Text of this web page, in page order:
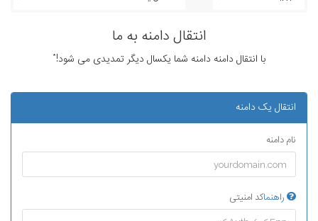
انتقال دامنه به ما
با انتقال دامنه دامنه شما یکسال دیگر تمدیدی می شود!*
انتقال یک دامنه
نام دامنه
کد امنیتیراهنما